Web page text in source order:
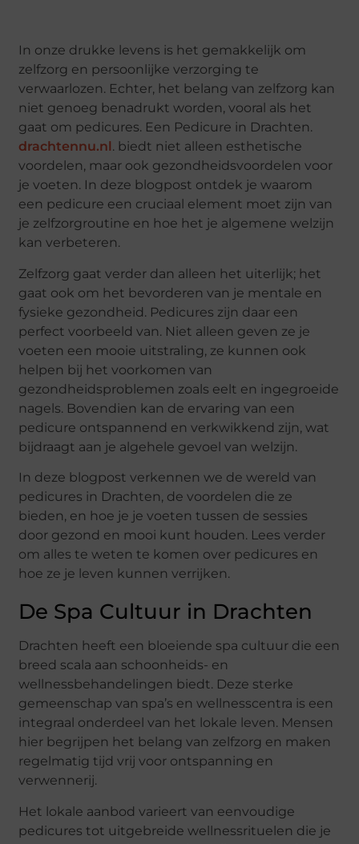
In onze drukke levens is het gemakkelijk om
zelfzorg en persoonlijke verzorging te
verwaarlozen. Echter, het belang van zelfzorg kan
niet genoeg benadrukt worden, vooral als het
gaat om pedicures. Een Pedicure in Drachten.
drachtennu.nl . biedt niet alleen esthetische
voordelen, maar ook gezondheidsvoordelen voor
je voeten. In deze blogpost ontdek je waarom
een pedicure een cruciaal element moet zijn van
je zelfzorgroutine en hoe het je algemene welzijn
kan verbeteren.
Zelfzorg gaat verder dan alleen het uiterlijk; het
gaat ook om het bevorderen van je mentale en
fysieke gezondheid. Pedicures zijn daar een
perfect voorbeeld van. Niet alleen geven ze je
voeten een mooie uitstraling, ze kunnen ook
helpen bij het voorkomen van
gezondheidsproblemen zoals eelt en ingegroeide
nagels. Bovendien kan de ervaring van een
pedicure ontspannend en verkwikkend zijn, wat
bijdraagt aan je algehele gevoel van welzijn.
In deze blogpost verkennen we de wereld van
pedicures in Drachten, de voordelen die ze
bieden, en hoe je je voeten tussen de sessies
door gezond en mooi kunt houden. Lees verder
om alles te weten te komen over pedicures en
hoe ze je leven kunnen verrijken.
De Spa Cultuur in Drachten
Drachten heeft een bloeiende spa cultuur die een
breed scala aan schoonheids- en
wellnessbehandelingen biedt. Deze sterke
gemeenschap van spa’s en wellnesscentra is een
integraal onderdeel van het lokale leven. Mensen
hier begrijpen het belang van zelfzorg en maken
regelmatig tijd vrij voor ontspanning en
verwennerij.
Het lokale aanbod varieert van eenvoudige
pedicures tot uitgebreide wellnessrituelen die je